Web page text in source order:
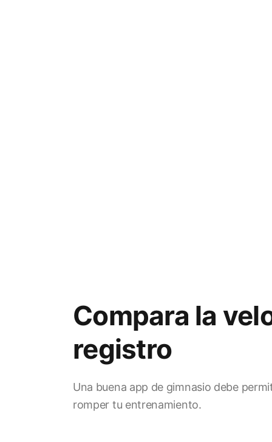
Compara la
registro
Una buena app de gimnasio debe
romper tu entrenamiento.